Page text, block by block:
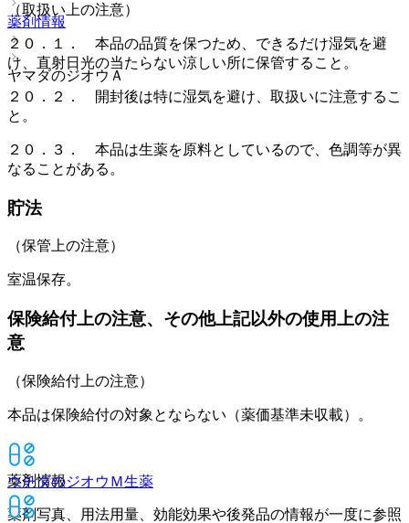
薬剤情報
ヤマダのジオウＡ
（取扱い上の注意）
２０．１． 本品の品質を保つため、できるだけ湿気を避
け、直射日光の当たらない涼しい所に保管すること。
２０．２． 開封後は特に湿気を避け、取扱いに注意するこ
と。
２０．３． 本品は生薬を原料としているので、色調等が異
なることがある。
貯法
（保管上の注意）
室温保存。
保険給付上の注意、その他上記以外の使用上の注
意
（保険給付上の注意）
本品は保険給付の対象とならない（薬価基準未収載）。
ウチダのジオウＭ生薬
薬剤情報
薬剤写真、用法用量、効能効果や後発品の情報が一度に参照